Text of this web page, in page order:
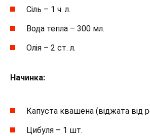
Сіль – 1 ч. л.
Вода тепла – 300 мл.
Олія – 2 ст. л.
Начинка:
Капуста квашена (віджата від
Цибуля – 1 шт.